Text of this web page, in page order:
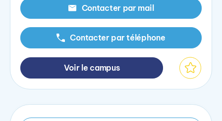
Contacter par mail
Contacter par téléphone
Voir le campus